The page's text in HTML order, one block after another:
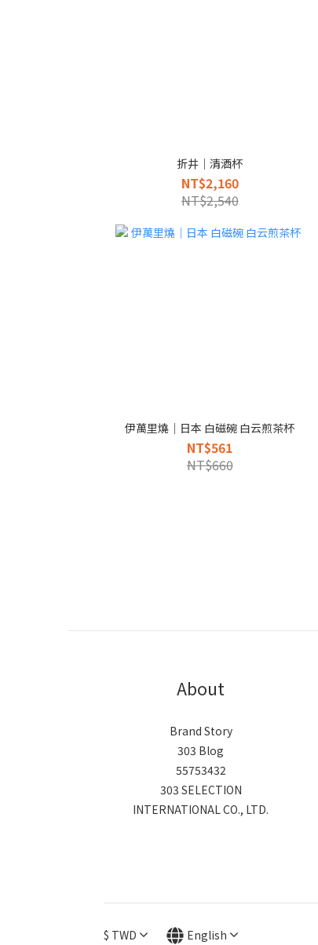
折井｜清酒杯
NT$2,160
NT$2,540
伊萬里燒｜日本 白磁碗 白云煎茶杯
NT$561
NT$660
About
Brand Story
303 Blog
55753432
303 SELECTION
INTERNATIONAL CO., LTD.
$ TWD English